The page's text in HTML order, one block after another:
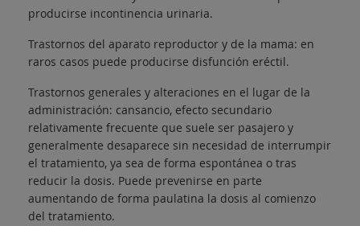
producirse incontinencia urinaria.
Trastornos del aparato reproductor y de la mama: en
raros casos puede producirse disfunción eréctil.
Trastornos generales y alteraciones en el lugar de la
administración: cansancio, efecto secundario
relativamente frecuente que suele ser pasajero y
generalmente desaparece sin necesidad de interrumpir
el tratamiento, ya sea de forma espontánea o tras
reducir la dosis. Puede prevenirse en parte
aumentando de forma paulatina la dosis al comienzo
del tratamiento.